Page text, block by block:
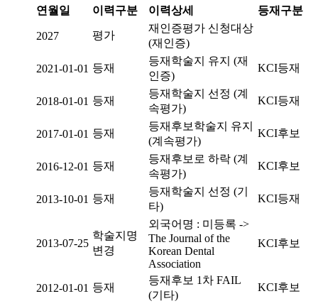
연월일
이력구분 이력상세 등재구분
2027 평가
재인증평가 신청대상
(재인증)
2021-01-01 등재
등재학술지 유지 (재
인증)
KCI등재
2018-01-01 등재
등재학술지 선정 (계
속평가)
KCI등재
2017-01-01 등재
등재후보학술지 유지
(계속평가)
KCI후보
2016-12-01 등재
등재후보로 하락 (계
속평가)
KCI후보
2013-10-01 등재
등재학술지 선정 (기
타)
KCI등재
2013-07-25
학술지명
변경
외국어명 : 미등록 ->
The Journal of the
Korean Dental
Association
KCI후보
2012-01-01 등재
등재후보 1차 FAIL
(기타)
KCI후보